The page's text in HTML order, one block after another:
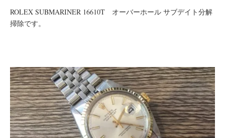
ROLEX SUBMARINER 16610T オーバーホール サブデイト分解
掃除です。